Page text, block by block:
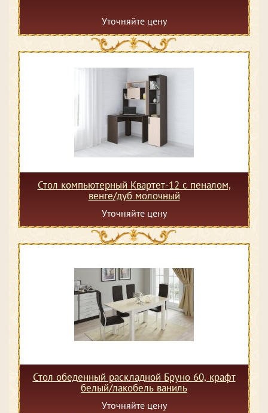
Уточняйте цену
Стол компьютерный Квартет-12 с пеналом,
венге/дуб молочный
Уточняйте цену
Стол обеденный раскладной Бруно 60, крафт
белый/лакобель ваниль
Уточняйте цену